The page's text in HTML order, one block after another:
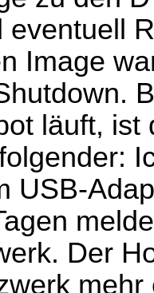
eventuell
Image
läuft,
USB-
Der